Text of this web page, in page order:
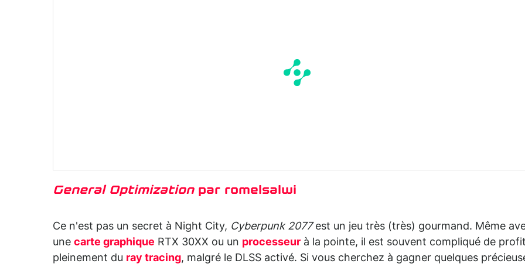
General Optimizationpar romelsalwi
Ce n'est pas un secret à Night City, Cyberpunk 2077est un jeu très (très) gourmand. Même
une carte graphique RTX 30XX ou un processeur à la pointe, il est souvent compliqué de
pleinement du ray tracing, malgré le DLSS activé. Si vous cherchez à gagner quelques